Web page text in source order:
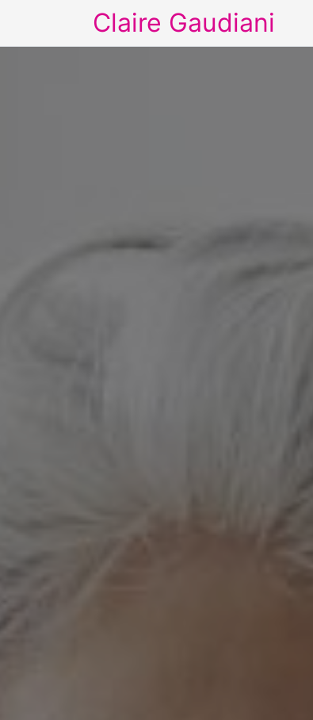
Claire Gaudiani